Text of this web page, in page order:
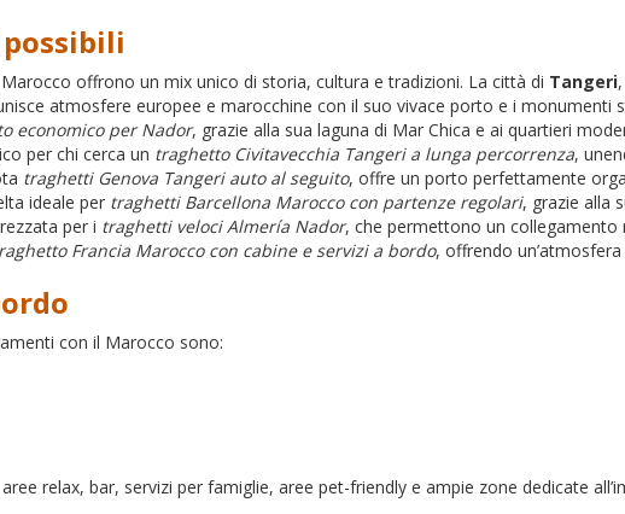
offrono un mix unico di storia, cultura e tradizioni. La città di Tangeri
atmosfere europee e marocchine con il suo vivace porto e i monumenti
economico per Nador, grazie alla sua laguna di Mar Chica e ai quartieri
per chi cerca un traghetto Civitavecchia Tangeri a lunga percorrenza,
traghetti Genova Tangeri auto al seguito, offre un porto perfettamente
ideale per traghetti Barcellona Marocco con partenze regolari, grazie alla
per i traghetti veloci Almería Nador, che permettono un collegamento
Francia Marocco con cabine e servizi a bordo, offrendo
con il Marocco sono:
relax, bar, servizi per famiglie, aree pet-friendly e ampie zone dedicate